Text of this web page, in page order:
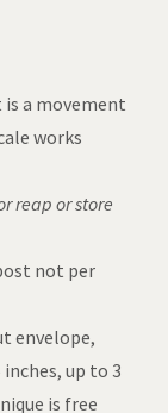
is a movement
works
reap or store
not per
envelope,
up to 3
is free